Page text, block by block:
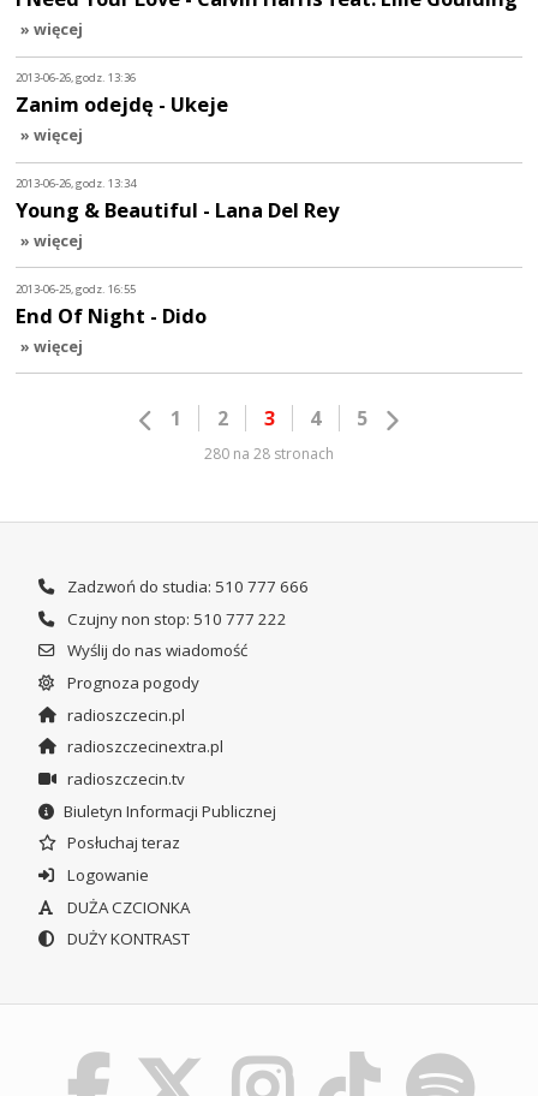
» więcej
2013-06-26, godz. 13:36
Zanim odejdę - Ukeje
» więcej
2013-06-26, godz. 13:34
Young & Beautiful - Lana Del Rey
» więcej
2013-06-25, godz. 16:55
End Of Night - Dido
» więcej
1 2 3 4 5
280 na 28 stronach
Zadzwoń do studia: 510 777 666
Czujny non stop: 510 777 222
Wyślij do nas wiadomość
Prognoza pogody
radioszczecin.pl
radioszczecinextra.pl
radioszczecin.tv
Biuletyn Informacji Publicznej
Posłuchaj teraz
Logowanie
DUŻA CZCIONKA
DUŻY KONTRAST